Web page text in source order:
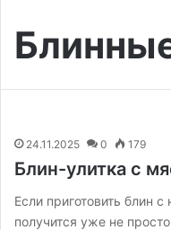
24.11.2025 0 179
Блин-улитка с
Если приготовить блин
получится уже не